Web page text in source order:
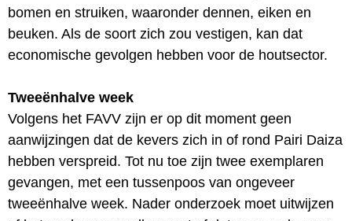
bomen en struiken, waaronder dennen, eiken en
beuken. Als de soort zich zou vestigen, kan dat
economische gevolgen hebben voor de houtsector.
Tweeënhalve week
Volgens het FAVV zijn er op dit moment geen
aanwijzingen dat de kevers zich in of rond Pairi Daiza
hebben verspreid. Tot nu toe zijn twee exemplaren
gevangen, met een tussenpoos van ongeveer
tweeënhalve week. Nader onderzoek moet uitwijzen